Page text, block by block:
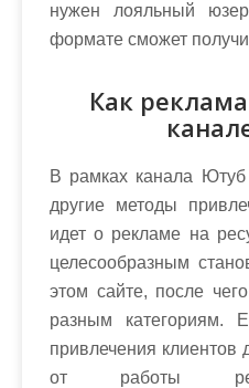
нужен лояльный
формате сможет
Как
В рамках канала
другие методы
идет о рекламе на
целесообразным
этом сайте, после
разным категориям.
привлечения
от работы